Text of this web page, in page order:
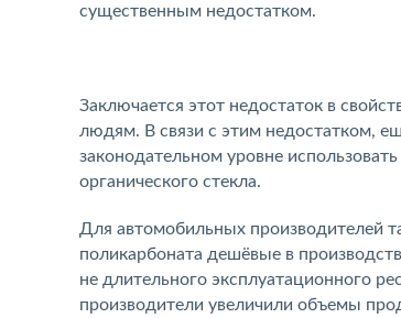
существенным недостатком.
Заключается этот недостаток в
людям. В связи с этим недостатком,
законодательном уровне
органического стекла.
Для автомобильных производителей
поликарбоната дешёвые в
не длительного эксплуатационного
производители увеличили объемы